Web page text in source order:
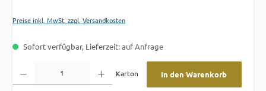
Preise inkl. MwSt. zzgl. Versandkosten
Sofort verfügbar, Lieferzeit: auf Anfrage
Karton
In den Warenkorb